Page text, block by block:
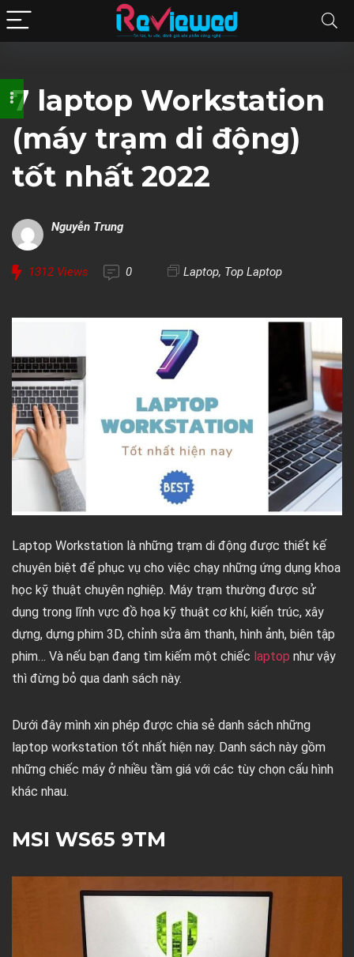
7 laptop Workstation
(máy trạm di động)
tốt nhất 2022
Nguyễn Trung
1312 Views 0 Laptop, Top Laptop
Laptop Workstation là những trạm di động được thiết kế
chuyên biệt để phục vụ cho việc chạy những ứng dụng khoa
học kỹ thuật chuyên nghiệp. Máy trạm thường được sử
dụng trong lĩnh vực đồ họa kỹ thuật cơ khí, kiến trúc, xây
dựng, dựng phim 3D, chỉnh sửa âm thanh, hình ảnh, biên tập
phim… Và nếu bạn đang tìm kiếm một chiếc laptop như vậy
thì đừng bỏ qua danh sách này.
Dưới đây mình xin phép được chia sẻ danh sách những
laptop workstation tốt nhất hiện nay. Danh sách này gồm
những chiếc máy ở nhiều tầm giá với các tùy chọn cấu hình
khác nhau.
MSI WS65 9TM